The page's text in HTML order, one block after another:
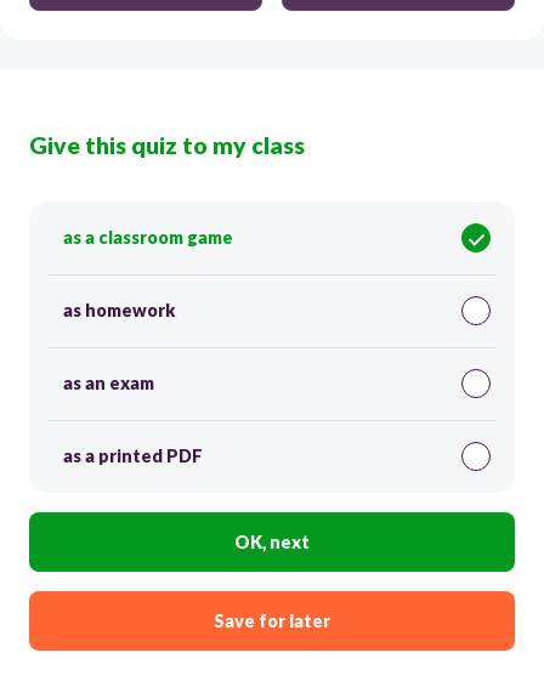
Give this quiz to my class
as a classroom game
as homework
as an exam
as a printed PDF
OK, next
Save for later